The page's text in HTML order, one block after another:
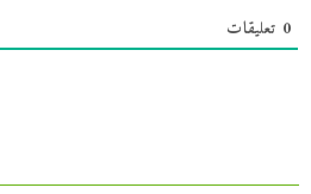
0 تعليقات